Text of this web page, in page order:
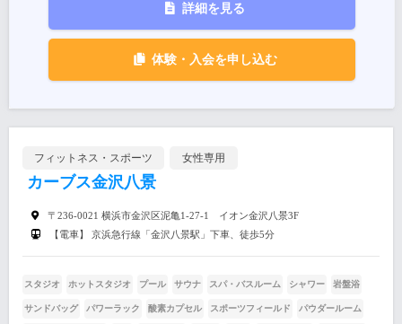
詳細を見る
体験・入会を申し込む
フィットネス・スポーツ 女性専用
カーブス金沢八景
〒236-0021 横浜市金沢区泥亀1-27-1 イオン金沢八景3F
【電車】 京浜急行線「金沢八景駅」下車、徒歩5分
スタジオ ホットスタジオ プール サウナ スパ・バスルーム シャワー 岩盤浴
サンドバッグ パワーラック 酸素カプセル スポーツフィールド パウダールーム